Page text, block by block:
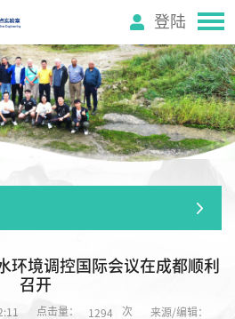
登陆
环境调控国际会议在成都顺利
召开
点击量： 1294 次 来源/编辑：